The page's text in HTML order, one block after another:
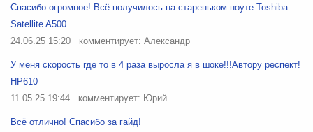
Спасибо огромное! Всё получилось на стареньком ноуте Toshiba
Satellite A500
24.06.25 15:20 комментирует: Александр
У меня скорость где то в 4 раза выросла я в шоке!!!Автору респект!
HP610
11.05.25 19:44 комментирует: Юрий
Всё отлично! Спасибо за гайд!